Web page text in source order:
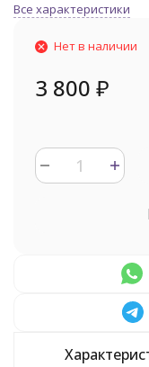
Все характеристики
Нет в наличии
3 800 ₽